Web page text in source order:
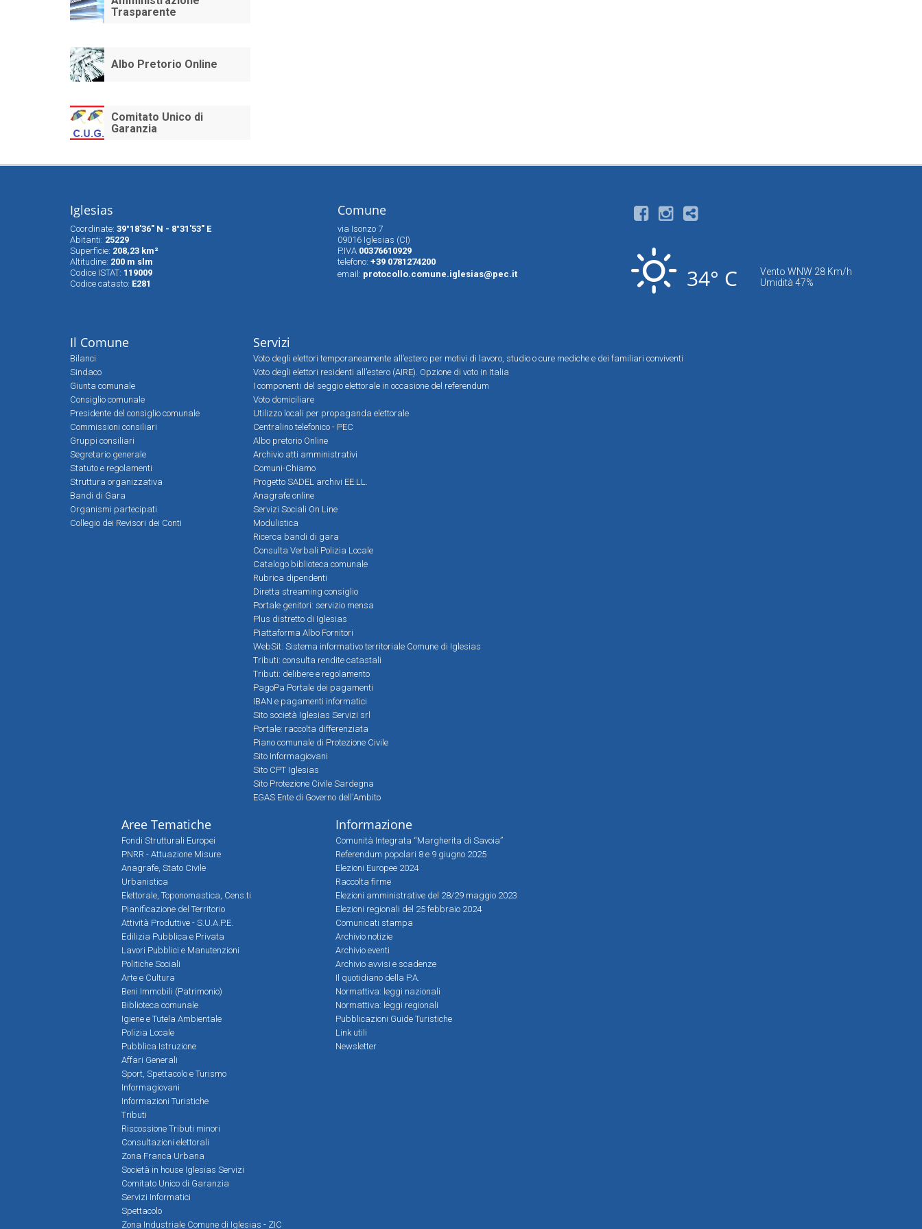
Trasparente
Albo Pretorio Online
Comitato Unico di
Garanzia
Iglesias
Coordinate: 39°18'36" N - 8°31'53" E
Abitanti: 25229
Superfìcie: 208,23 km²
Altitudine: 200 m slm
Codice ISTAT: 119009
Codice catasto: E281
Comune
via Isonzo 7
09016 Iglesias (CI)
P.IVA 00376610929
telefono: +39 0781274200
email: protocollo.comune.iglesias@pec.it 34° C
Vento WNW 28 Km/h
Umidità 47%
Il Comune
Bilanci
Sindaco
Giunta comunale
Consiglio comunale
Presidente del consiglio comunale
Commissioni consiliari
Gruppi consiliari
Segretario generale
Statuto e regolamenti
Struttura organizzativa
Bandi di Gara
Organismi partecipati
Collegio dei Revisori dei Conti
Servizi
Voto degli elettori temporaneamente all’estero per motivi di lavoro, studio o cure mediche e dei familiari conviventi
Voto degli elettori residenti all’estero (AIRE). Opzione di voto in Italia
I componenti del seggio elettorale in occasione del referendum
Voto domiciliare
Utilizzo locali per propaganda elettorale
Centralino telefonico - PEC
Albo pretorio Online
Archivio atti amministrativi
Comuni-Chiamo
Progetto SADEL archivi EE.LL.
Anagrafe online
Servizi Sociali On Line
Modulistica
Ricerca bandi di gara
Consulta Verbali Polizia Locale
Catalogo biblioteca comunale
Rubrica dipendenti
Diretta streaming consiglio
Portale genitori: servizio mensa
Plus distretto di Iglesias
Piattaforma Albo Fornitori
WebSit: Sistema informativo territoriale Comune di Iglesias
Tributi: consulta rendite catastali
Tributi: delibere e regolamento
PagoPa Portale dei pagamenti
IBAN e pagamenti informatici
Sito società Iglesias Servizi srl
Portale: raccolta differenziata
Piano comunale di Protezione Civile
Sito Informagiovani
Sito CPT Iglesias
Sito Protezione Civile Sardegna
EGAS Ente di Governo dell'Ambito
Aree Tematiche
Fondi Strutturali Europei
PNRR - Attuazione Misure
Anagrafe, Stato Civile
Urbanistica
Elettorale, Toponomastica, Cens.ti
Pianificazione del Territorio
Attività Produttive - S.U.A.P.E.
Edilizia Pubblica e Privata
Lavori Pubblici e Manutenzioni
Politiche Sociali
Arte e Cultura
Beni Immobili (Patrimonio)
Biblioteca comunale
Igiene e Tutela Ambientale
Polizia Locale
Pubblica Istruzione
Affari Generali
Sport, Spettacolo e Turismo
Informagiovani
Informazioni Turistiche
Tributi
Riscossione Tributi minori
Consultazioni elettorali
Zona Franca Urbana
Società in house Iglesias Servizi
Comitato Unico di Garanzia
Servizi Informatici
Spettacolo
Zona Industriale Comune di Iglesias - ZIC
Informazione
Comunità Integrata “Margherita di Savoia”
Referendum popolari 8 e 9 giugno 2025
Elezioni Europee 2024
Raccolta firme
Elezioni amministrative del 28/29 maggio 2023
Elezioni regionali del 25 febbraio 2024
Comunicati stampa
Archivio notizie
Archivio eventi
Archivio avvisi e scadenze
Il quotidiano della P.A.
Normattiva: leggi nazionali
Normattiva: leggi regionali
Pubblicazioni Guide Turistiche
Link utili
Newsletter